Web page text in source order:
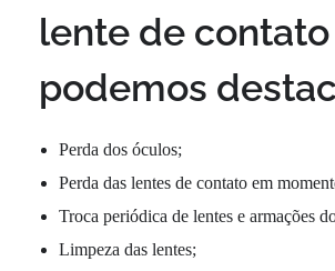
lente de contato
podemos
Perda dos óculos;
Perda das lentes de contato em
Troca periódica de lentes e armações
Limpeza das lentes;